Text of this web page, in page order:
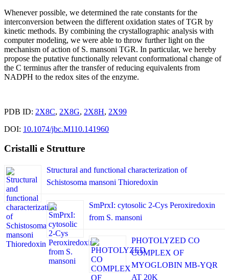
Whenever possible, we determined the rate constants for the
interconversion between the different oxidation states of TGR by
kinetic methods. By combining the crystallographic analysis with
computer modeling, we were able to throw further light on the
mechanism of action of S. mansoni TGR. In particular, we hereby
propose the putative functionally relevant conformational change of
the C terminus after the transfer of reducing equivalents from
NADPH to the redox sites of the enzyme.
PDB ID: 2X8C, 2X8G, 2X8H, 2X99
DOI: 10.1074/jbc.M110.141960
Cristalli e Strutture
Structural and functional characterization of
Schistosoma mansoni Thioredoxin
SmPrxI: cytosolic 2-Cys Peroxiredoxin
from S. mansoni
PHOTOLYZED CO
COMPLEX OF
MYOGLOBIN MB-YQR
AT 20K